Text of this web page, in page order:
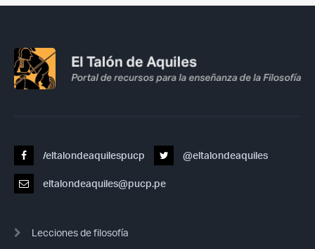
/eltalondeaquilespucp @eltalondeaquiles
eltalondeaquiles@pucp.pe
Lecciones de filosofía